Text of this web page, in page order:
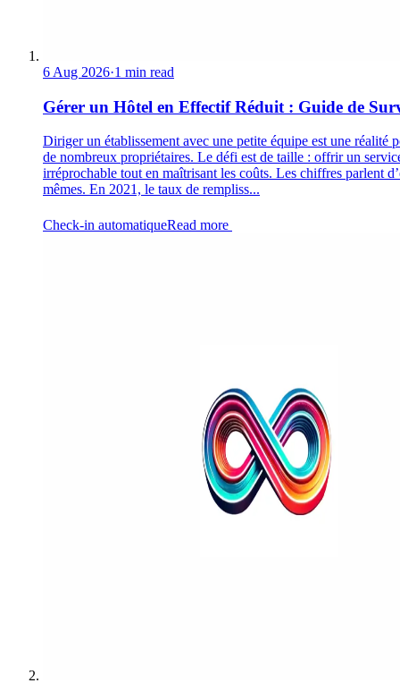
6 Aug 2026·1 min read
Gérer un Hôtel en Effectif Réduit : Guide de
Diriger un établissement avec une petite équipe est une réalité
de nombreux propriétaires. Le défi est de taille : offrir un
irréprochable tout en maîtrisant les coûts. Les chiffres parlent
mêmes. En 2021, le taux de rempliss...
Check-in automatiqueRead more